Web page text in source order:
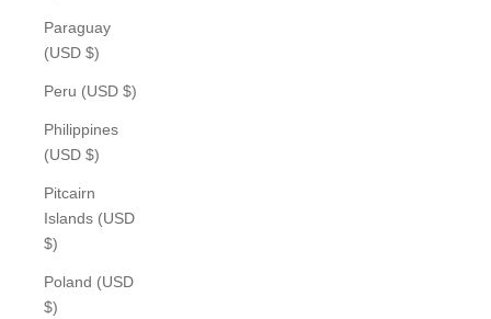
Paraguay
(USD $)
Peru (USD $)
Philippines
(USD $)
Pitcairn
Islands (USD
$)
Poland (USD
$)